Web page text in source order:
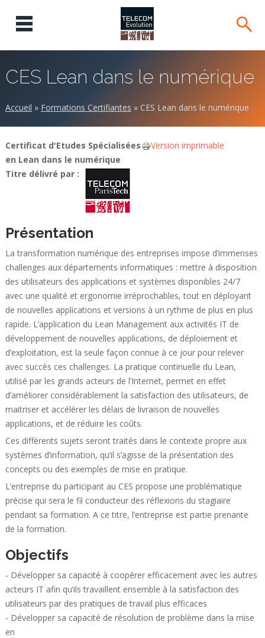
CES Lean dans le numérique
Accueil » Formations Certifiantes » CES Lean dans le numérique
Version imprimable
Certificat d'Etudes Spécialisées
en Lean dans le numérique
Titre délivré par :
Présentation
La transformation numérique des entreprises impose d’immenses
challenges aux départements informatiques : mettre à disposition
des utilisateurs des applications et systèmes disponibles 24/7
avec une qualité et ergonomie irréprochables, tout en déployant
de nouvelles applications et versions à un rythme de plus en plus
rapide. L’application du Lean Management aux activités IT de
développement de nouvelles applications, de déploiement et
d’exploitation, est la seule façon connue à ce jour pour relever
avec succès ces challenges. La pratique continuelle du Lean,
utilisé par les grands acteurs de l’Internet, permet en effet
d’améliorer considérablement la satisfaction des utilisateurs, de
maitriser et accélérer les délais de livraison de nouvelles
applications, et de réduire les coûts.
Ces différents sujets seront traités dans le contexte propre aux
systèmes d’information, qu’il s’agisse de la présentation des
concepts ou des exemples de mise en pratique.
L’entreprise du participant au CES propose une problématique
précise qui sera le fil conducteur des réflexions du stagiaire
pendant sa formation. A ce titre, l’entreprise est partie prenante
de la formation.
Objectifs
- Développer sa capacité à coopérer efficacement avec les autres
acteurs IT afin qu’ils travaillent ensemble à la satisfaction des
utilisateurs par des pratiques de travail plus efficaces
- Développer sa capacité de résolution de problème dans la mise
en